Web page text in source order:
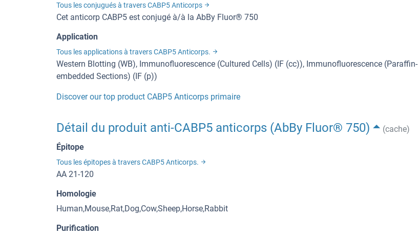
Tous les conjugués à travers CABP5 Anticorps
Cet anticorp CABP5 est conjugé à/à la AbBy Fluor® 750
Application
Tous les applications à travers CABP5 Anticorps.
Western Blotting (WB), Immunofluorescence (Cultured Cells) (IF (cc)), Immunofluorescence (Paraffin-
embedded Sections) (IF (p))
Discover our top product CABP5 Anticorps primaire
Détail du produit anti-CABP5 anticorps (AbBy Fluor® 750)
(cache)
Épitope
Tous les épitopes à travers CABP5 Anticorps.
AA 21-120
Homologie
Human,Mouse,Rat,Dog,Cow,Sheep,Horse,Rabbit
Purification